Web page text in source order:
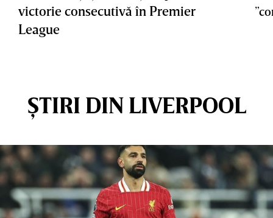
victorie consecutivă în Premier
League
ȘTIRI DIN LIVERPOOL